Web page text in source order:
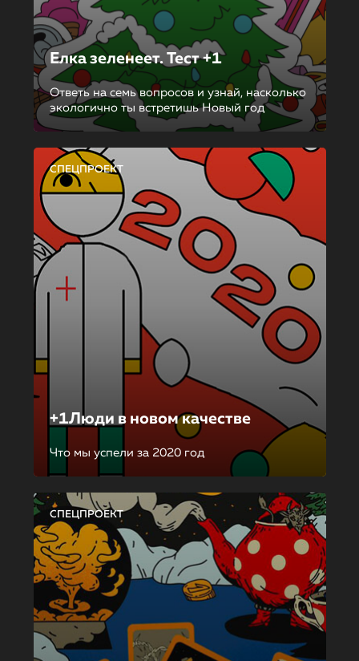
Елка зеленеет. Тест +1
Ответь на семь вопросов и узнай, насколько
экологично ты встретишь Новый год
СПЕЦПРОЕКТ
+1Люди в новом качестве
Что мы успели за 2020 год
СПЕЦПРОЕКТ